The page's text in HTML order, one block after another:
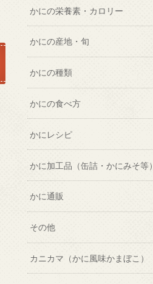
かにの栄養素・カロリー
かにの産地・旬
かにの種類
かにの食べ方
かにレシピ
かに加工品（缶詰・かにみそ等）
かに通販
その他
カニカマ（かに風味かまぼこ）